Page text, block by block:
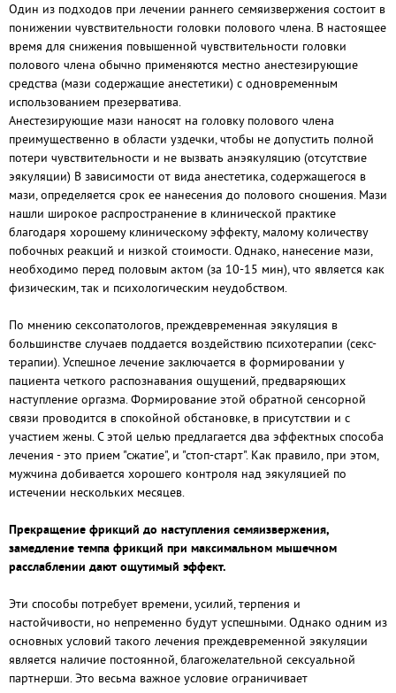
Один из подходов при лечении раннего семяизвержения состоит в
понижении чувствительности головки полового члена. В настоящее
время для снижения повышенной чувствительности головки
полового члена обычно применяются местно анестезирующие
средства (мази содержащие анестетики) с одновременным
использованием презерватива.
Анестезирующие мази наносят на головку полового члена
преимущественно в области уздечки, чтобы не допустить полной
потери чувствительности и не вызвать анэякуляцию (отсутствие
эякуляции) В зависимости от вида анестетика, содержащегося в
мази, определяется срок ее нанесения до полового сношения. Мази
нашли широкое распространение в клинической практике
благодаря хорошему клиническому эффекту, малому количеству
побочных реакций и низкой стоимости. Однако, нанесение мази,
необходимо перед половым актом (за 10-15 мин), что является как
физическим, так и психологическим неудобством.
По мнению сексопатологов, преждевременная эякуляция в
большинстве случаев поддается воздействию психотерапии (секс-
терапии). Успешное лечение заключается в формировании у
пациента четкого распознавания ощущений, предваряющих
наступление оргазма. Формирование этой обратной сенсорной
связи проводится в спокойной обстановке, в присутствии и с
участием жены. С этой целью предлагается два эффектных способа
лечения - это прием "сжатие", и "стоп-старт". Как правило, при этом,
мужчина добивается хорошего контроля над эякуляцией по
истечении нескольких месяцев.
Прекращение фрикций до наступления семяизвержения,
замедление темпа фрикций при максимальном мышечном
расслаблении дают ощутимый эффект.
Эти способы потребует времени, усилий, терпения и
настойчивости, но непременно будут успешными. Однако одним из
основных условий такого лечения преждевременной эякуляции
является наличие постоянной, благожелательной сексуальной
партнерши. Это весьма важное условие ограничивает